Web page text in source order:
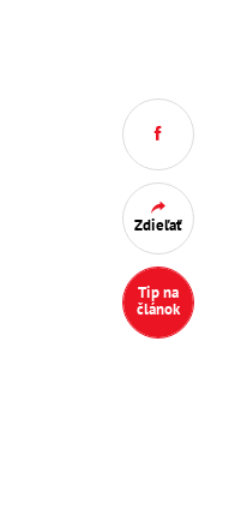
Zdieľať
Tip na
článok